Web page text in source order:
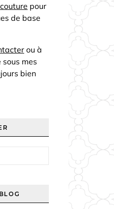
pour
de base
ou à
mes
bien